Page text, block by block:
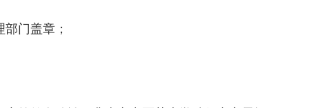
部门盖章 ；